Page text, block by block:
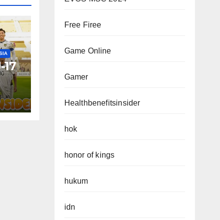
17
Free Firee
Game Online
Gamer
Healthbenefitsinsider
hok
honor of kings
hukum
idn